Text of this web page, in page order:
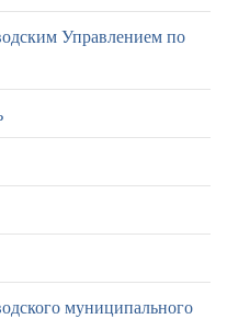
Управлением по
муниципального